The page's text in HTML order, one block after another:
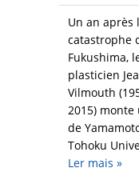
Un an après
catastrophe
Fukushima,
plasticien
Vilmouth
2015)
de
Tohoku
Ler mais »